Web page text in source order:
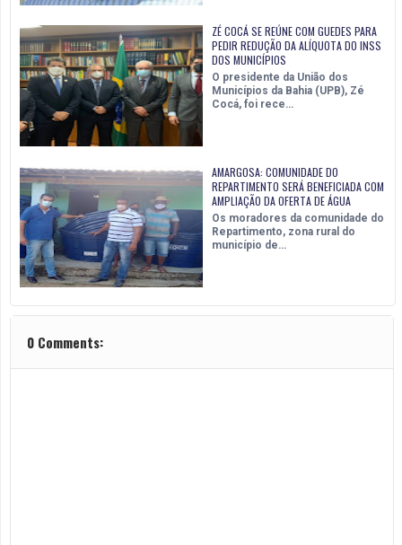
ZÉ COCÁ SE REÚNE COM GUEDES PARA
PEDIR REDUÇÃO DA ALÍQUOTA DO INSS
DOS MUNICÍPIOS
O presidente da União dos
Municípios da Bahia (UPB), Zé
Cocá, foi rece…
AMARGOSA: COMUNIDADE DO
REPARTIMENTO SERÁ BENEFICIADA COM
AMPLIAÇÃO DA OFERTA DE ÁGUA
Os moradores da comunidade do
Repartimento, zona rural do
município de…
0 Comments: